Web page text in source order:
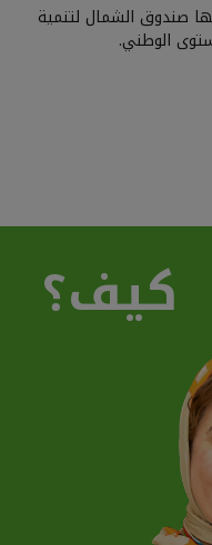
صندوق الشمال لتنمية
الوطني.
كيف؟